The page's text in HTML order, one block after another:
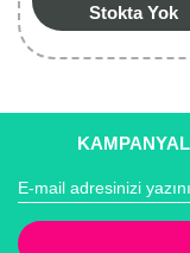
Stokta Yok
Frenk Üzümü Fidanı
Goji Berry Fidanı
Hünnap Fidanı